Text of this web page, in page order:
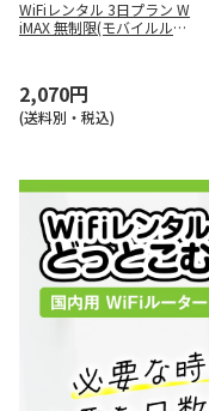
WiFiレンタル 3日プラン W
iMAX 無制限(モバイルルー
2,070円
(送料別・税込)